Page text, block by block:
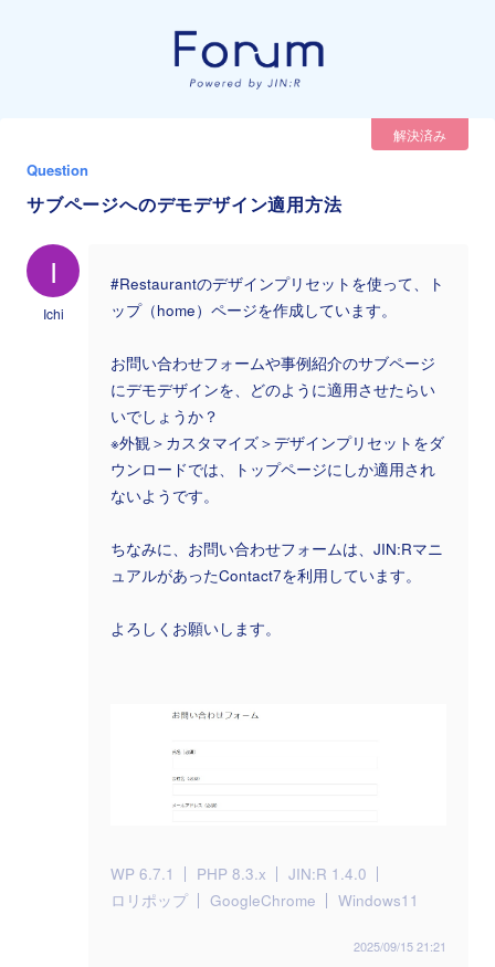
解決済み
Question
サブページへのデモデザイン適用方法
I
Ichi
#Restaurantのデザインプリセットを使って、ト
ップ（home）ページを作成しています。
お問い合わせフォームや事例紹介のサブページ
にデモデザインを、どのように適用させたらい
いでしょうか？
※外観＞カスタマイズ＞デザインプリセットをダ
ウンロードでは、トップページにしか適用され
ないようです。
ちなみに、お問い合わせフォームは、JIN:Rマニ
ュアルがあったContact7を利用しています。
よろしくお願いします。
WP 6.7.1 PHP 8.3.x
JIN:R 1.4.0
ロリポップ
GoogleChrome Windows11
2025/09/15 21:21